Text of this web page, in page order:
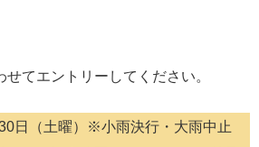
てエントリーしてください。
日（土曜）※小雨決行・大雨中止